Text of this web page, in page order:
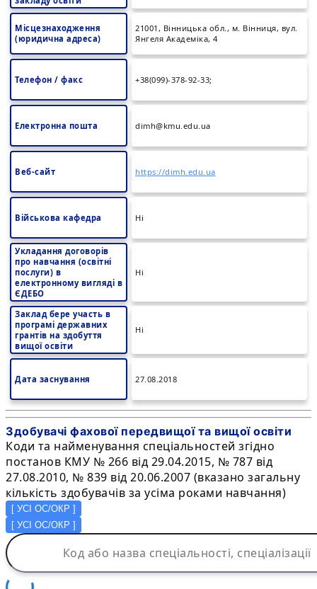
Місцезнаходження
(юридична адреса)
21001, Вінницька обл., м. Вінниця, вул.
Янгеля Академіка, 4
Телефон / факс +38(099)-378-92-33;
Електронна пошта dimh@kmu.edu.ua
Веб-сайт https://dimh.edu.ua
Військова кафедра Ні
Укладання договорів
про навчання (освітні
послуги) в
електронному вигляді в
ЄДЕБО
Ні
Заклад бере участь в
програмі державних
грантів на здобуття
вищої освіти
Ні
Дата заснування 27.08.2018
Здобувачі фахової передвищої та вищої освіти
Коди та найменування спеціальностей згідно
постанов КМУ № 266 від 29.04.2015, № 787 від
27.08.2010, № 839 від 20.06.2007 (вказано загальну
кількість здобувачів за усіма роками навчання)
[ УСІ ОС/ОКР ]
[ УСІ ОС/ОКР ]